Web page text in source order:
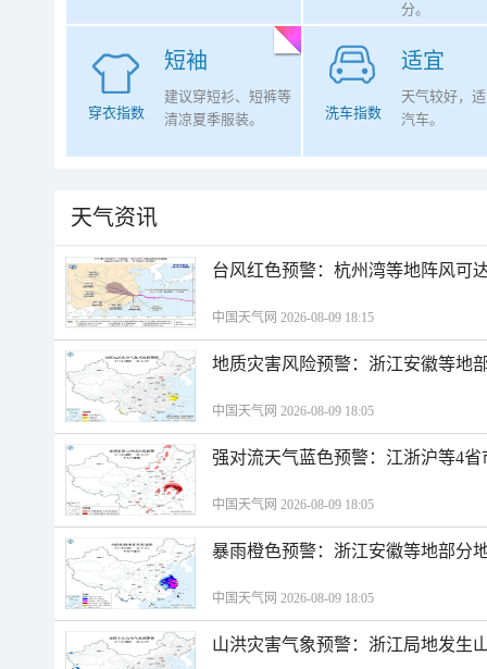
分。
短袖
穿衣指数
建议穿短衫、短裤等
清凉夏季服装。
适宜
洗车指数
天气较好，
汽车。
天气资讯
台风红色预警：杭州湾等地阵风可
中国天气网 2026-08-09 18:15
地质灾害风险预警：浙江安徽等地
中国天气网 2026-08-09 18:05
强对流天气蓝色预警：江浙沪等4
中国天气网 2026-08-09 18:05
暴雨橙色预警：浙江安徽等地部分
中国天气网 2026-08-09 18:05
山洪灾害气象预警：浙江局地发生